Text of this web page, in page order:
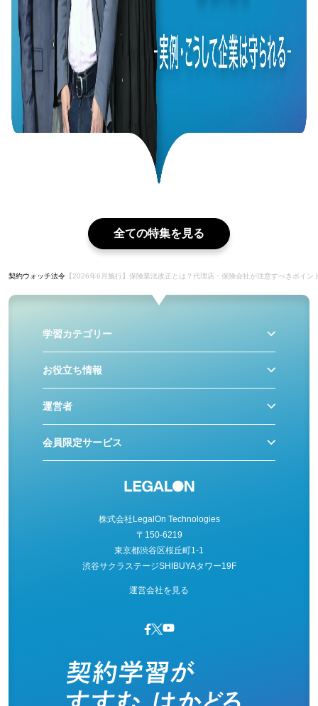
全ての特集を見る
契約ウォッチ法令 【2026年6月施行】保険業法改正とは？代理店・保険会社が注意すべきポイン
学習カテゴリー
お役立ち情報
運営者
会員限定サービス
株式会社LegalOn Technologies
〒150-6219
東京都渋谷区桜丘町1-1
渋谷サクラステージSHIBUYAタワー19F
運営会社を見る